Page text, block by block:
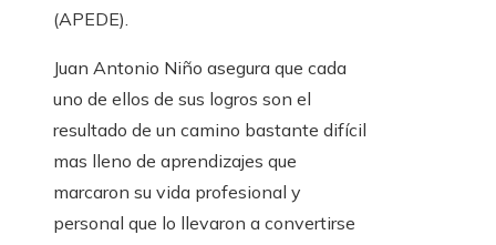
(APEDE).
Juan Antonio Niño asegura que cada
uno de ellos de sus logros son el
resultado de un camino bastante difícil
mas lleno de aprendizajes que
marcaron su vida profesional y
personal que lo llevaron a convertirse